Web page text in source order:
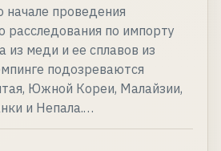
проведения
расследования по импорту
из меди и ее сплавов из
подозреваются
Южной Кореи, Малайзии,
и Непала.…